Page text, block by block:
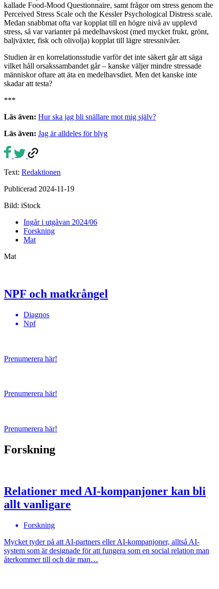
kallade Food-Mood Questionnaire, samt frågor om stress genom the
Perceived Stress Scale och the Kessler Psychological Distress scale.
Medan snabbmat ofta var kopplat till en högre nivå av upplevd
stress, så var varianter på medelhavskost (med mycket frukt, grönt,
baljväxter, fisk och olivolja) kopplat till lägre stressnivåer.
Studien är en korrelationsstudie varför det inte säkert går att säga
vilket håll orsakssambandet går – kanske väljer mindre stressade
människor oftare att äta en medelhavsdiet. Men det kanske inte
skadar att testa?
***
Läs även: Hur ska jag bli snällare mot mig själv?
Läs även: Jag är alldeles för blyg
Text: Redaktionen
Publicerad 2024-11-19
Bild: iStock
Ingår i utgåvan 2024/06
Forskning
Mat
Mat
NPF och matkrångel
Diagnos
Npf
Prenumerera här!
Prenumerera här!
Prenumerera här!
Forskning
Relationer med AI-kompanjoner kan bli
allt vanligare
Forskning
Mycket tyder på att AI-partners eller AI-kompanjoner, alltså AI-
system som är designade för att fungera som en social relation man
återkommer till och där man…